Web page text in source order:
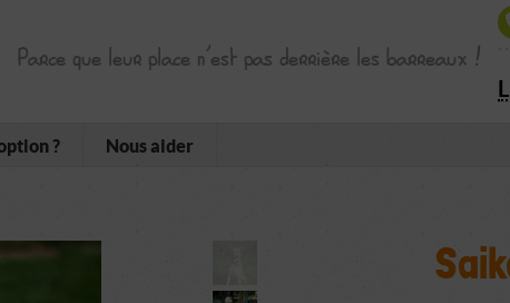
Parce que leur place n’est pas derrière les barreaux !
? Nous aider